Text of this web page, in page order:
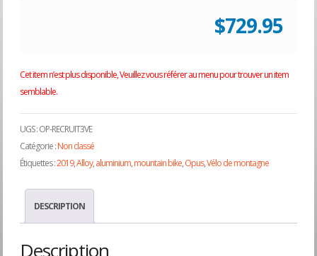
$729.95
Cet item n’est plus disponible, Veuillez vous référer au menu pour trouver un item
semblable.
UGS :OP-RECRUIT3VE
Catégorie :Non classé
Étiquettes :2019,Alloy,aluminium,mountain bike,Opus,Vélo de montagne
DESCRIPTION
Description